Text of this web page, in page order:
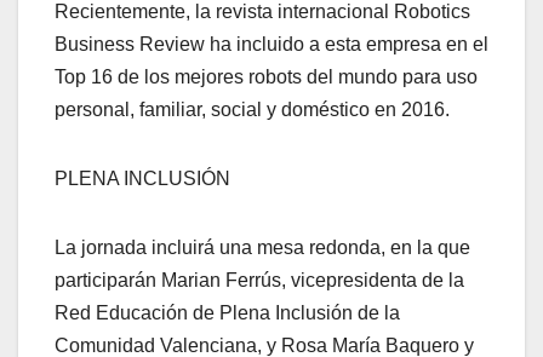
Recientemente, la revista internacional Robotics
Business Review ha incluido a esta empresa en el
Top 16 de los mejores robots del mundo para uso
personal, familiar, social y doméstico en 2016.
PLENA INCLUSIÓN
La jornada incluirá una mesa redonda, en la que
participarán Marian Ferrús, vicepresidenta de la
Red Educación de Plena Inclusión de la
Comunidad Valenciana, y Rosa María Baquero y